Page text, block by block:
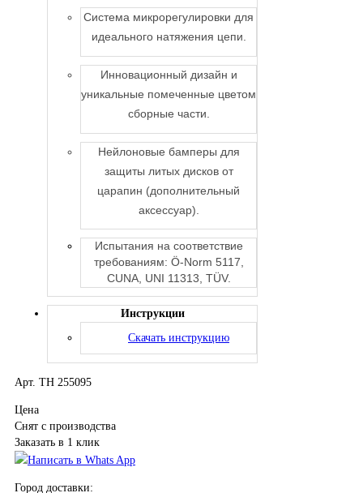
Система микрорегулировки для
идеального натяжения цепи.
Инновационный дизайн и
уникальные помеченные цветом
сборные части.
Нейлоновые бамперы для
защиты литых дисков от
царапин (дополнительный
аксессуар).
Испытания на соответствие
требованиям: Ö-Norm 5117,
CUNA, UNI 11313, TÜV.
Инструкции
Скачать инструкцию
Арт. TH 255095
Цена
Снят с производства
Заказать в 1 клик
Написать в Whats App
Город доставки: